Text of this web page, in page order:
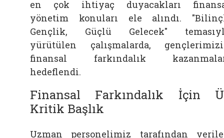
en çok ihtiyaç duyacakları
yönetim konuları ele alındı.
Gençlik, Güçlü Gelecek"
yürütülen çalışmalarda,
finansal farkındalık
hedeflendi.
Finansal Farkındalık İçin
Kritik Başlık
Uzman personelimiz tarafından